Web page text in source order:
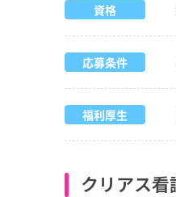
資格
応募条件
福利厚生
クリアス